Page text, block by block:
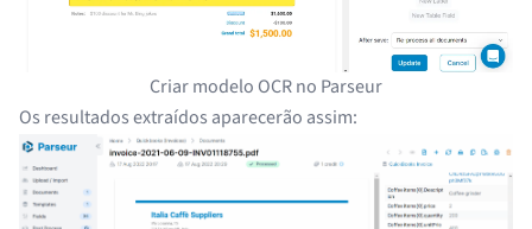
Criar modelo OCR no Parseur
Os resultados extraídos aparecerão assim: